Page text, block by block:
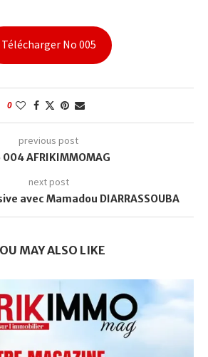
Télécharger No 005
0
previous post
004 AFRIKIMMOMAG
next post
avec Mamadou DIARRASSOUBA
MAY ALSO LIKE